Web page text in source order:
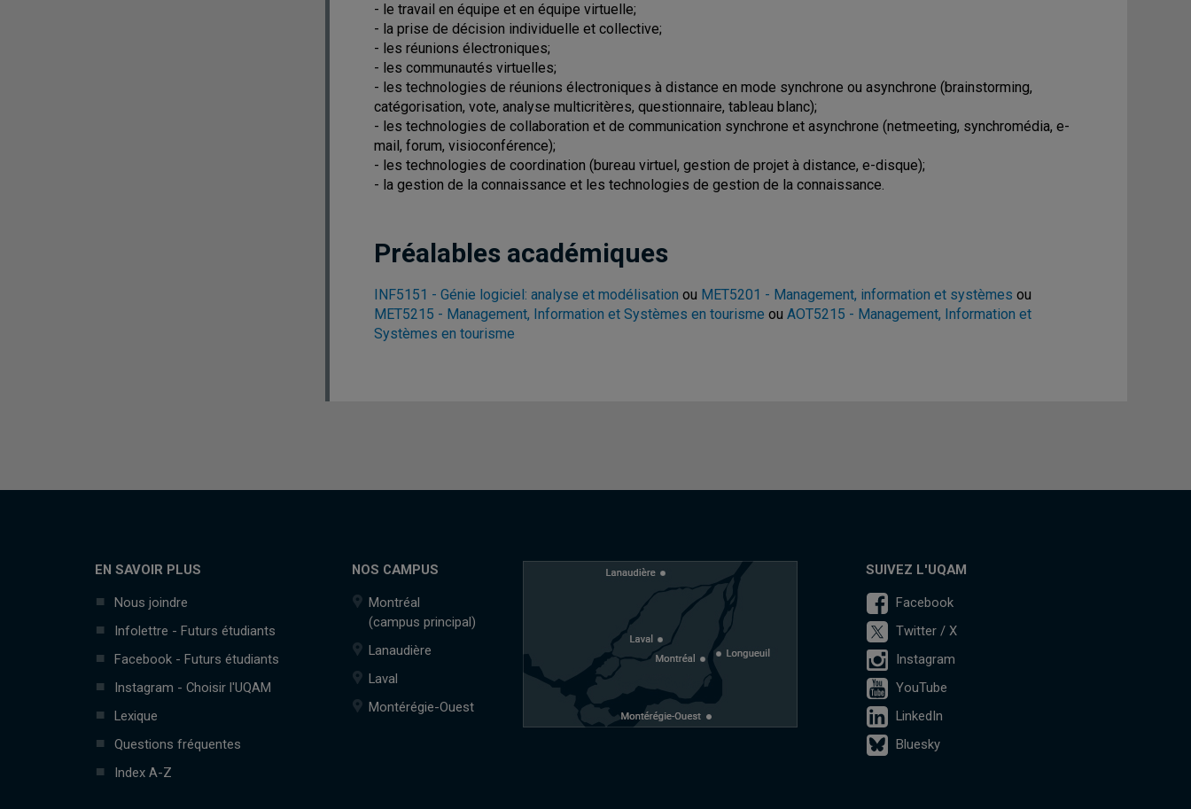
- le travail en équipe et en équipe virtuelle;
- la prise de décision individuelle et collective;
- les réunions électroniques;
- les communautés virtuelles;
- les technologies de réunions électroniques à distance en mode synchrone ou asynchrone (brainstorming,
catégorisation, vote, analyse multicritères, questionnaire, tableau blanc);
- les technologies de collaboration et de communication synchrone et asynchrone (netmeeting, synchromédia, e-
mail, forum, visioconférence);
- les technologies de coordination (bureau virtuel, gestion de projet à distance, e-disque);
- la gestion de la connaissance et les technologies de gestion de la connaissance.
Préalables académiques
INF5151 - Génie logiciel: analyse et modélisation ou MET5201 - Management, information et systèmes ou
MET5215 - Management, Information et Systèmes en tourisme ou AOT5215 - Management, Information et
Systèmes en tourisme
EN SAVOIR PLUS
Nous joindre
Infolettre - Futurs étudiants
Facebook - Futurs étudiants
Instagram - Choisir l'UQAM
Lexique
Questions fréquentes
Index A-Z
NOS CAMPUS
Montréal
(campus principal)
Lanaudière
Laval
Montérégie-Ouest
SUIVEZ L'UQAM
Facebook
Twitter / X
Instagram
YouTube
LinkedIn
Bluesky